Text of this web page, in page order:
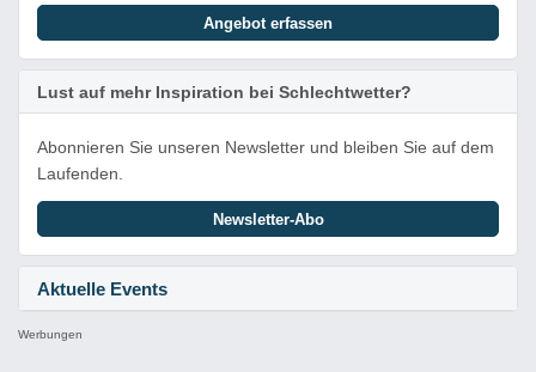
Aktuelle Events
Angebot erfassen
Lust auf mehr Inspiration bei Schlechtwetter?
Abonnieren Sie unseren Newsletter und bleiben Sie auf dem
Laufenden.
Newsletter-Abo
Werbungen